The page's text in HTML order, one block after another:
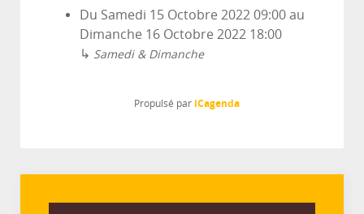
Du Samedi 15 Octobre 2022 09:00 au
Dimanche 16 Octobre 2022 18:00
↳ Samedi & Dimanche
Propulsé par iCagenda